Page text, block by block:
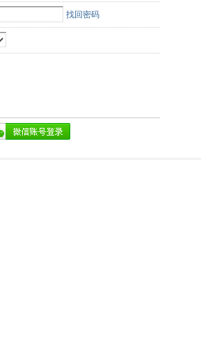
找回密码